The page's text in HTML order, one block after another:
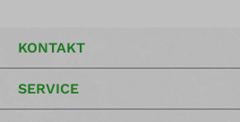
KONTAKT
SERVICE